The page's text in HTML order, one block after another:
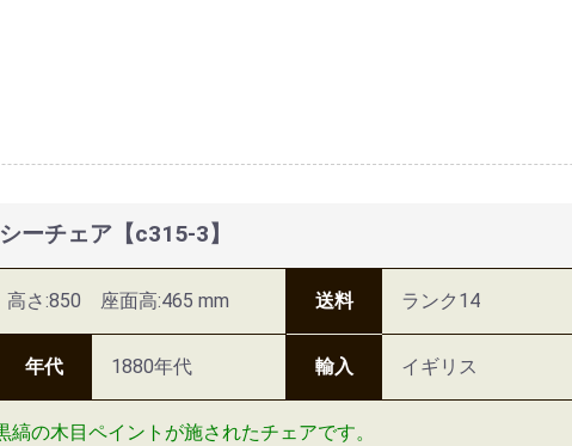
ーチェア【c315-3】
さ:850 座面高:465 mm 送料 ランク14
年代 1880年代 輸入 イギリス
の木目ペイントが施されたチェアです。